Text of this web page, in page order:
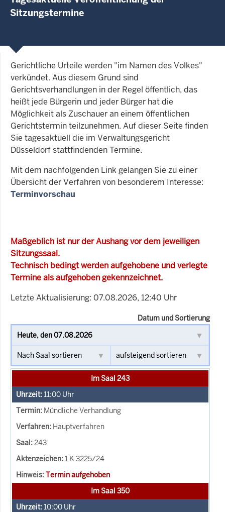
Sitzungstermine
Gerichtliche Urteile werden "im Namen des Volkes"
verkündet. Aus diesem Grund sind
Gerichtsverhandlungen in der Regel öffentlich, das
heißt jede Bürgerin und jeder Bürger hat die
Möglichkeit als Zuschauer an einem öffentlichen
Gerichtstermin teilzunehmen. Auf dieser Seite finden
Sie tagesaktuell die im Verwaltungsgericht
Düsseldorf stattfindenden Termine.
Mit dem nachfolgenden Link gelangen Sie zu einer
Übersicht der Verfahren von besonderem Interesse:
Terminvorschau
Maßgeblich ist nur der Aushang vor dem jeweiligen
Sitzungssaal.
Technisch bedingt werden aufgehobene und verlegte
Termine als aufgehoben gekennzeichnet.
Letzte Aktualisierung: 07.08.2026, 12:40 Uhr
Datum und Sortierung
Im Saal 243
11:00 Uhr
Mündliche Verhandlung
Hauptverfahren
243
1 K 3225/24
Termin aufgehoben
Im Saal 350
10:00 Uhr